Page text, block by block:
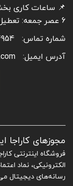
6 عصر جمعه: تعطیل
شماره تماس:
آدرس ایمیل:
مجوزهای کاراجا
فروشگاه اینترنتی
الکترونیکی، نماد
رسانه‌های دیجیتال